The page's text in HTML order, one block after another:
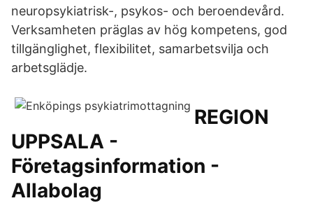
neuropsykiatrisk-, psykos- och beroendevård.
Verksamheten präglas av hög kompetens, god
tillgänglighet, flexibilitet, samarbetsvilja och
arbetsglädje.
REGION
UPPSALA -
Företagsinformation -
Allabolag